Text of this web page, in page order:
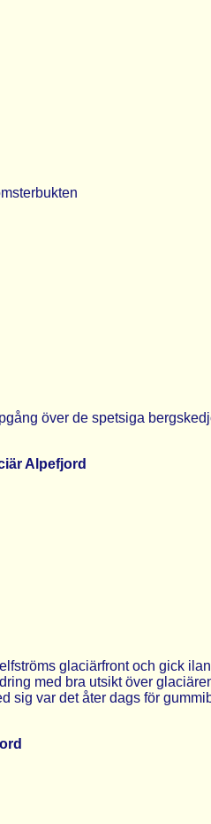
över de spetsiga
glaciärfront och gick
med bra utsikt över
sig var det åter dags för